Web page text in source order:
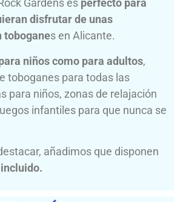
Gardens es perfecto para
disfrutar de unas
toboganes en Alicante.
niños como para adultos,
toboganes para todas las
para niños, zonas de relajación
infantiles para que nunca se
añadimos que disponen